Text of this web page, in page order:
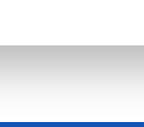
wijzigen of
betere en meer
Ook gebruiken we